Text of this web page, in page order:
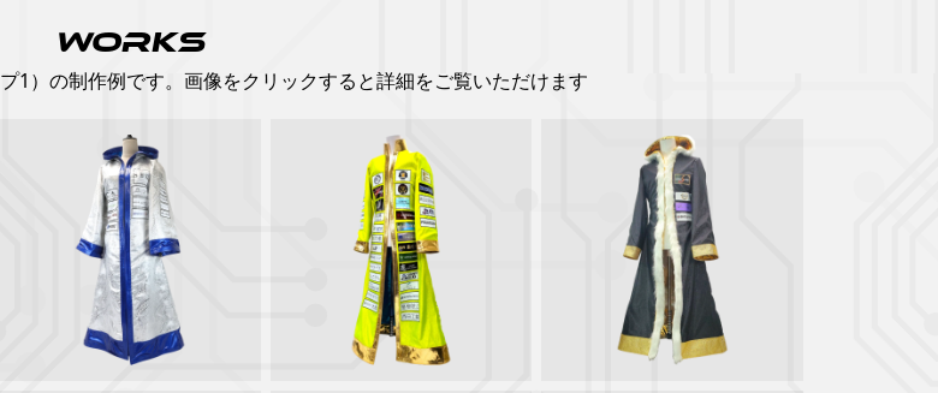
WORKS
1）の制作例です。画像をクリックすると詳細をご覧いただけます